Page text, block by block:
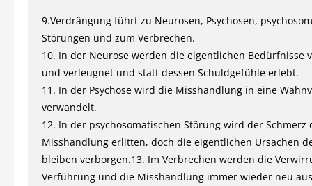
9.Verdrängung führt zu Neurosen, Psychosen,
Störungen und zum Verbrechen.
10. In der Neurose werden die eigentlichen Bedürfnisse
und verleugnet und statt dessen Schuldgefühle erlebt.
11. In der Psychose wird die Misshandlung in eine
verwandelt.
12. In der psychosomatischen Störung wird der Schmerz
Misshandlung erlitten, doch die eigentlichen Ursachen
bleiben verborgen.13. Im Verbrechen werden die
Verführung und die Misshandlung immer wieder neu